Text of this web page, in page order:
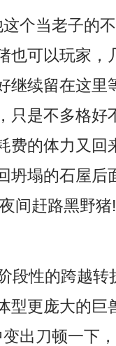
个当老子的
也可以玩家，
继续留在这里
只是不多格好
费的体力又回
坍塌的石屋后
间赶路黑野猪!
段性的跨越转
型更庞大的巨
出刀顿一下